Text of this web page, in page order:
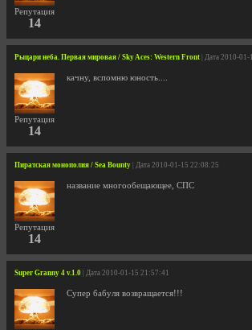
Репутация
14
Рыцари неба. Первая мировая / Sky Aces: Western Front | Дата 2010-
Репутация
14
качну, вспомню юность....
Пиратская монополия / Sea Bounty | Дата 2010-01-15 22:08:25
Репутация
14
название многообещающее, СПС
Super Granny 4 v.1.0 | Дата 2010-01-15 21:57:41
Супер бабуля возвращается!!!